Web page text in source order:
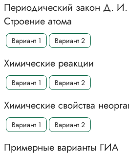
Периодический закон Д.
Строение атома
Вариант 1 Вариант 2
Химические реакции
Вариант 1 Вариант 2
Химические свойства
Вариант 1 Вариант 2
Примерные варианты ГИА